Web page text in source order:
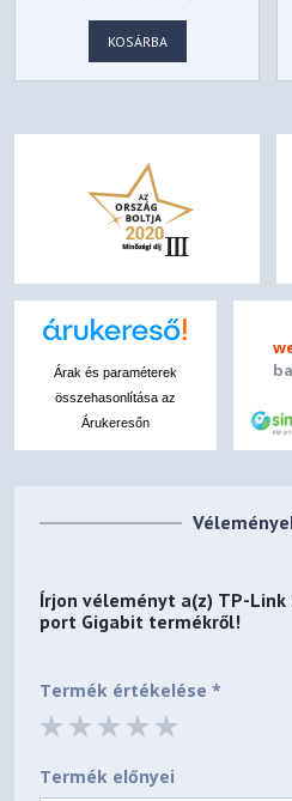
RACK SWITCH
KOSÁRBA
Árak és paraméterek
összehasonlítása az
Árukeresőn
Írjon véleményt a(z) TP-Link
port Gigabit termékről!
Termék értékelése *
Termék előnyei